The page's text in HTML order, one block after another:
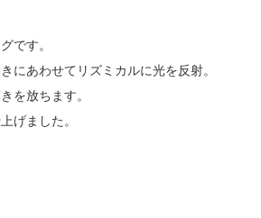
です。
にあわせてリズミカルに光を反射。
を放ちます。
げました。